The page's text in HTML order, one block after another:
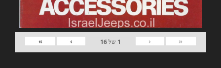
«
‹
1 של16
›
»